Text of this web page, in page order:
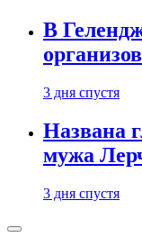
В
3 дня спустя
Названа
мужа
3 дня спустя